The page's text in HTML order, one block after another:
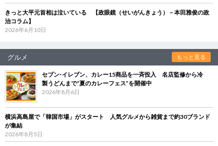
きっと大平元首相は泣いている 【政眼鏡（せいがんきょう）－本田雅俊の政
治コラム】
2026年6月10日
グルメ もっと見る
セブン‐イレブン、カレー15商品を一斉投入 名店監修から冷
製うどんまで“夏のカレーフェス”を開催中
2026年8月6日
横浜高島屋で「韓国市場」がスタート 人気グルメから雑貨まで約30ブランド
が集結
2026年8月5日